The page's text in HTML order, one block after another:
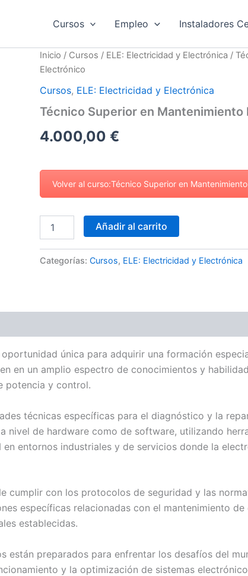
Cursos Empleo Instaladores
Inicio / Cursos / ELE: Electricidad y Electrónica /
Electrónico
Cursos, ELE: Electricidad y Electrónica
Técnico Superior en Mantenimiento
4.000,00 €
Volver al curso:Técnico Superior en
Técnico
Superior
Mantenimiento
cantidad
Añadir al carrito
Categorías: Cursos, ELE: Electricidad y Electrónica
única para adquirir una formación
en un amplio espectro de conocimientos y
potencia y control.
técnicas específicas para el diagnóstico y la
de hardware como de software, utilizando
entornos industriales y de servicios donde la
con los protocolos de seguridad y las
específicas relacionadas con el mantenimiento
establecidas.
preparados para enfrentar los desafíos del
y la optimización de sistemas